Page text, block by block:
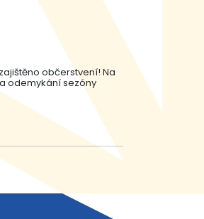
občerstvení! Na
odemykání sezóny